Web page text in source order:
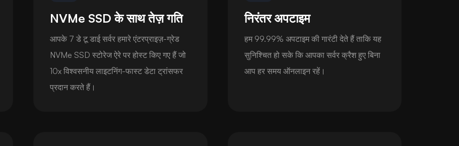
NVMe SSD के साथ तेज़ गति
आपके 7 डे टू डाई सर्वर हमारे एंटरप्राइज़-ग्रेड
NVMe SSD स्टोरेज ऐरे पर होस्ट किए गए हैं जो
10x विश्वसनीय लाइटनिंग-फास्ट डेटा ट्रांसफर
प्रदान करते हैं।
निरंतर अपटाइम
हम 99.99% अपटाइम की गारंटी देते हैं ताकि यह
सुनिश्चित हो सके कि आपका सर्वर क्रैश हुए बिना
आप हर समय ऑनलाइन रहें।